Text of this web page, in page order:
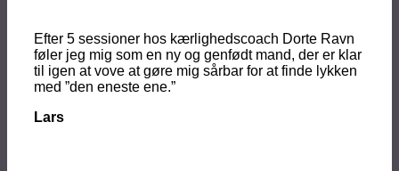
Efter 5 sessioner hos kærlighedscoach Dorte Ravn
føler jeg mig som en ny og genfødt mand, der er klar
til igen at vove at gøre mig sårbar for at finde lykken
med ”den eneste ene.”
Lars